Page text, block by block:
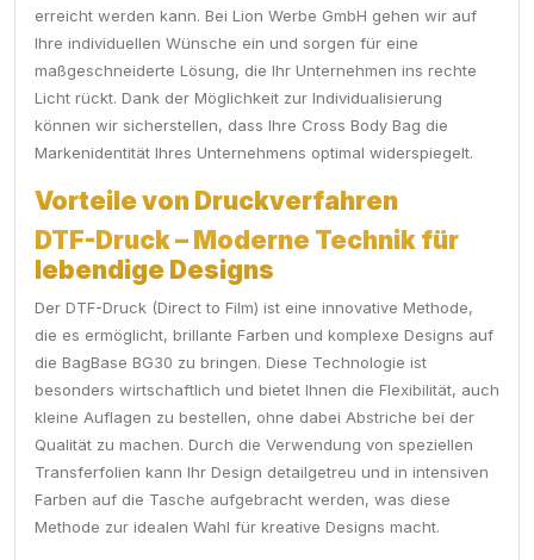
erreicht werden kann. Bei Lion Werbe GmbH gehen wir auf
Ihre individuellen Wünsche ein und sorgen für eine
maßgeschneiderte Lösung, die Ihr Unternehmen ins rechte
Licht rückt. Dank der Möglichkeit zur Individualisierung
können wir sicherstellen, dass Ihre Cross Body Bag die
Markenidentität Ihres Unternehmens optimal widerspiegelt.
Vorteile von Druckverfahren
DTF-Druck – Moderne Technik für
lebendige Designs
Der DTF-Druck (Direct to Film) ist eine innovative Methode,
die es ermöglicht, brillante Farben und komplexe Designs auf
die BagBase BG30 zu bringen. Diese Technologie ist
besonders wirtschaftlich und bietet Ihnen die Flexibilität, auch
kleine Auflagen zu bestellen, ohne dabei Abstriche bei der
Qualität zu machen. Durch die Verwendung von speziellen
Transferfolien kann Ihr Design detailgetreu und in intensiven
Farben auf die Tasche aufgebracht werden, was diese
Methode zur idealen Wahl für kreative Designs macht.